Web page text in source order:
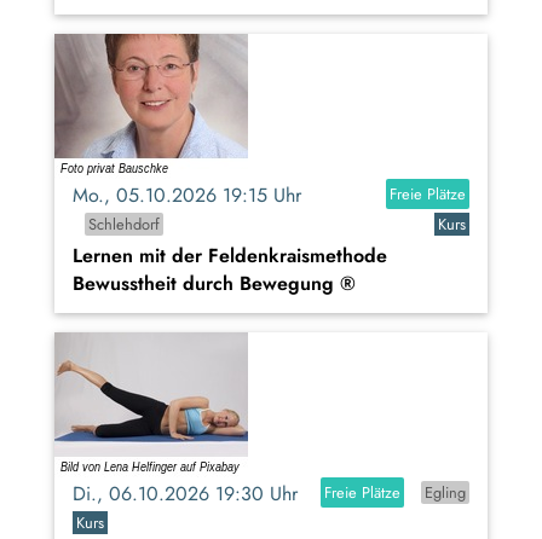
Mo., 05.10.2026 19:15 Uhr
Freie Plätze
Schlehdorf
Kurs
Lernen mit der Feldenkraismethode
Bewusstheit durch Bewegung ®
Di., 06.10.2026 19:30 Uhr Freie Plätze
Egling
Kurs